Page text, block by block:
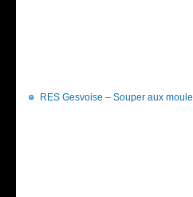
RES Gesvoise – Souper aux